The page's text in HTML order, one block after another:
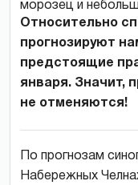
Относительно
прогнозируют
предстоящие
января. Значит,
не отменяются!
По прогнозам
Набережных